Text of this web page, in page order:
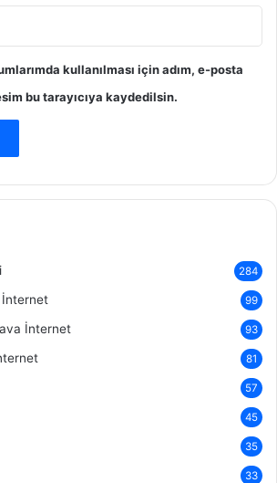
kullanılması için adım, e-posta
bu tarayıcıya kaydedilsin.
284
İnternet 99
İnternet 93
81
57
45
35
33